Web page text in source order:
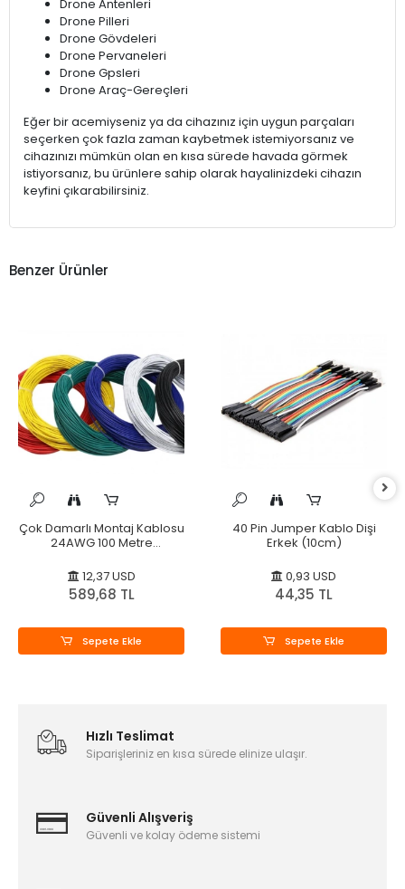
Drone Antenleri
Drone Pilleri
Drone Gövdeleri
Drone Pervaneleri
Drone Gpsleri
Drone Araç-Gereçleri
Eğer bir acemiyseniz ya da cihazınız için uygun parçaları
seçerken çok fazla zaman kaybetmek istemiyorsanız ve
cihazınızı mümkün olan en kısa sürede havada görmek
istiyorsanız, bu ürünlere sahip olarak hayalinizdeki cihazın
keyfini çıkarabilirsiniz.
Benzer Ürünler
Çok Damarlı Montaj Kablosu
24AWG 100 Metre
12,37 USD
589,68 TL
Sepete Ekle
40 Pin Jumper Kablo Dişi
Erkek (10cm)
0,93 USD
44,35 TL
Sepete Ekle
Hızlı Teslimat
Siparişleriniz en kısa sürede elinize ulaşır.
Güvenli Alışveriş
Güvenli ve kolay ödeme sistemi